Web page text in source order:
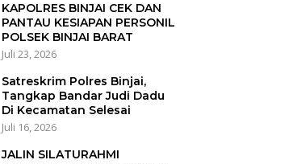
KAPOLRES BINJAI CEK DAN
PANTAU KESIAPAN PERSONIL
POLSEK BINJAI BARAT
Juli 23, 2026
Satreskrim Polres Binjai,
Tangkap Bandar Judi Dadu
Di Kecamatan Selesai
Juli 16, 2026
JALIN SILATURAHMI